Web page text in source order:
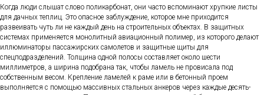
Когда люди слышат слово поликарбонат, они часто вспоминают хрупкие листы
для дачных теплиц. Это опасное заблуждение, которое мне приходится
развеивать чуть ли не каждый день на строительных объектах. В защитных
системах применяется монолитный авиационный полимер, из которого делают
иллюминаторы пассажирских самолетов и защитные щиты для
спецподразделений. Толщина одной полосы составляет около шести
миллиметров, а ширина подобрана так, чтобы ламель не провисала под
собственным весом. Крепление ламелей к раме или в бетонный проем
выполняется с помощью массивных стальных анкеров через каждые десять-